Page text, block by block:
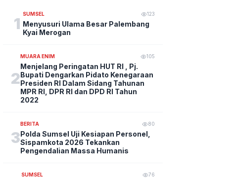
1
SUMSEL 123
Menyusuri Ulama Besar Palembang
Kyai Merogan
2
MUARA ENIM 105
Menjelang Peringatan HUT RI , Pj.
Bupati Dengarkan Pidato Kenegaraan
Presiden RI Dalam Sidang Tahunan
MPR RI, DPR RI dan DPD RI Tahun
2022
3
BERITA 80
Polda Sumsel Uji Kesiapan Personel,
Sispamkota 2026 Tekankan
Pengendalian Massa Humanis
SUMSEL 76